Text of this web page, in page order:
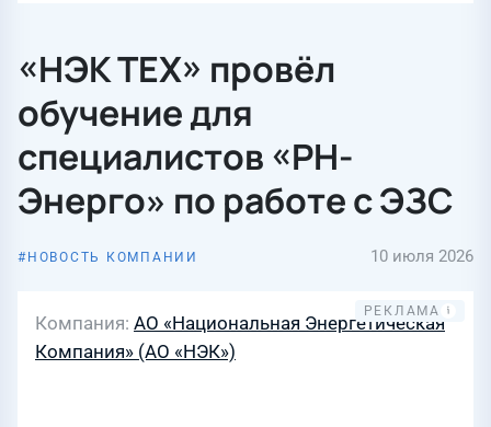
«НЭК ТЕХ» провёл
обучение для
специалистов «РН-
Энерго» по работе с ЭЗС
НОВОСТЬ КОМПАНИИ 10 июля 2026
Компания АО «Национальная Энергетическая
Компания» (АО «НЭК»)